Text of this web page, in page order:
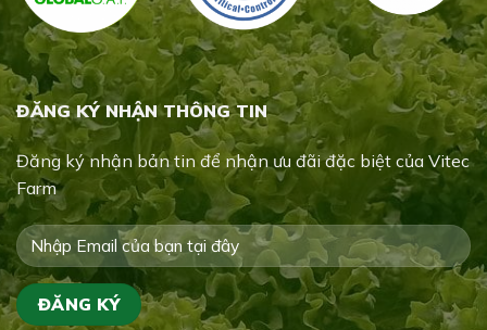
ĐĂNG KÝ NHẬN THÔNG TIN
Đăng ký nhận bản tin để nhận ưu đãi đặc biệt của Vitec
Farm